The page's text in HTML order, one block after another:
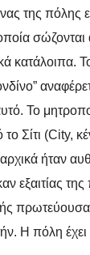
της πόλης
σώζονται
κατάλοιπα.
Το
Σίτι (City,
ήταν
εξαιτίας
Η πόλη